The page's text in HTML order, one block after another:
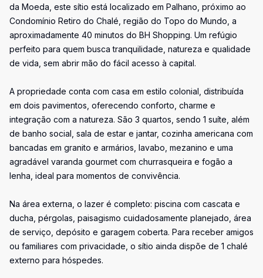
da Moeda, este sítio está localizado em Palhano, próximo ao
Condomínio Retiro do Chalé, região do Topo do Mundo, a
aproximadamente 40 minutos do BH Shopping. Um refúgio
perfeito para quem busca tranquilidade, natureza e qualidade
de vida, sem abrir mão do fácil acesso à capital.
A propriedade conta com casa em estilo colonial, distribuída
em dois pavimentos, oferecendo conforto, charme e
integração com a natureza. São 3 quartos, sendo 1 suíte, além
de banho social, sala de estar e jantar, cozinha americana com
bancadas em granito e armários, lavabo, mezanino e uma
agradável varanda gourmet com churrasqueira e fogão a
lenha, ideal para momentos de convivência.
Na área externa, o lazer é completo: piscina com cascata e
ducha, pérgolas, paisagismo cuidadosamente planejado, área
de serviço, depósito e garagem coberta. Para receber amigos
ou familiares com privacidade, o sítio ainda dispõe de 1 chalé
externo para hóspedes.